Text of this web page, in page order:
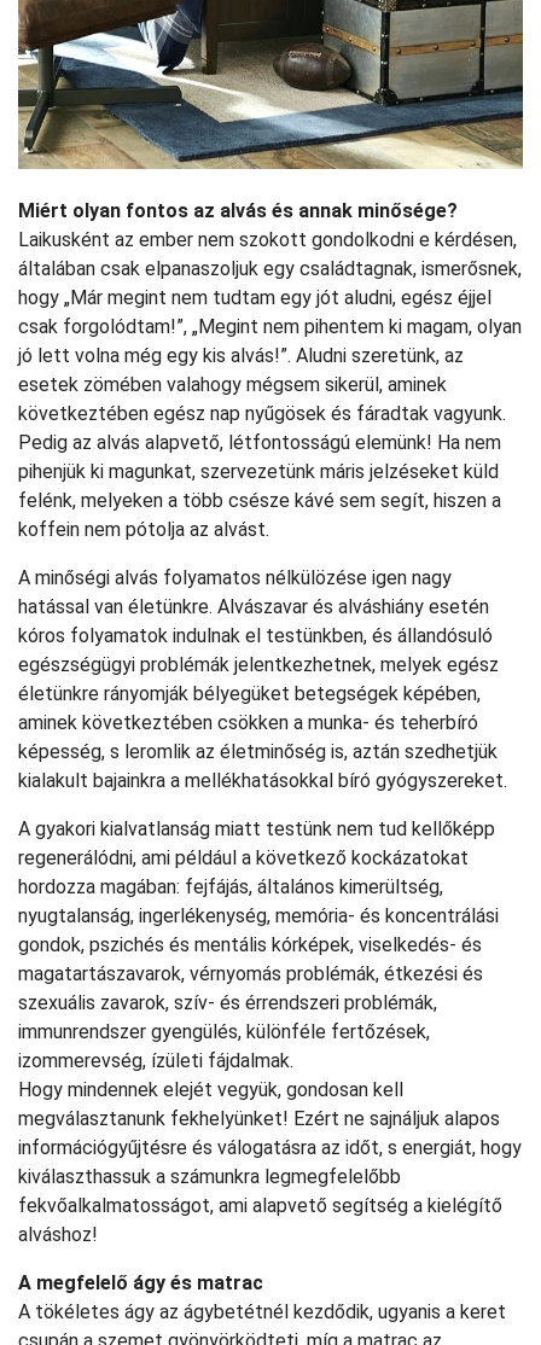
Miért olyan fontos az alvás és annak minősége?
Laikusként az ember nem szokott gondolkodni e kérdésen,
általában csak elpanaszoljuk egy családtagnak, ismerősnek,
hogy „Már megint nem tudtam egy jót aludni, egész éjjel
csak forgolódtam!”, „Megint nem pihentem ki magam, olyan
jó lett volna még egy kis alvás!”. Aludni szeretünk, az
esetek zömében valahogy mégsem sikerül, aminek
következtében egész nap nyűgösek és fáradtak vagyunk.
Pedig az alvás alapvető, létfontosságú elemünk! Ha nem
pihenjük ki magunkat, szervezetünk máris jelzéseket küld
felénk, melyeken a több csésze kávé sem segít, hiszen a
koffein nem pótolja az alvást.
A minőségi alvás folyamatos nélkülözése igen nagy
hatással van életünkre. Alvászavar és alváshiány esetén
kóros folyamatok indulnak el testünkben, és állandósuló
egészségügyi problémák jelentkezhetnek, melyek egész
életünkre rányomják bélyegüket betegségek képében,
aminek következtében csökken a munka- és teherbíró
képesség, s leromlik az életminőség is, aztán szedhetjük
kialakult bajainkra a mellékhatásokkal bíró gyógyszereket.
A gyakori kialvatlanság miatt testünk nem tud kellőképp
regenerálódni, ami például a következő kockázatokat
hordozza magában: fejfájás, általános kimerültség,
nyugtalanság, ingerlékenység, memória- és koncentrálási
gondok, pszichés és mentális kórképek, viselkedés- és
magatartászavarok, vérnyomás problémák, étkezési és
szexuális zavarok, szív- és érrendszeri problémák,
immunrendszer gyengülés, különféle fertőzések,
izommerevség, ízületi fájdalmak.
Hogy mindennek elejét vegyük, gondosan kell
megválasztanunk fekhelyünket! Ezért ne sajnáljuk alapos
információgyűjtésre és válogatásra az időt, s energiát, hogy
kiválaszthassuk a számunkra legmegfelelőbb
fekvőalkalmatosságot, ami alapvető segítség a kielégítő
alváshoz!
A megfelelő ágy és matrac
A tökéletes ágy az ágybetétnél kezdődik, ugyanis a keret